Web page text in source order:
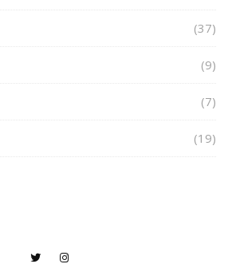
(37)
(9)
(7)
(19)